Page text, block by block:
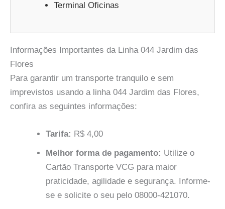
Terminal Oficinas
Informações Importantes da Linha 044 Jardim das
Flores
Para garantir um transporte tranquilo e sem
imprevistos usando a linha 044 Jardim das Flores,
confira as seguintes informações:
Tarifa: R$ 4,00
Melhor forma de pagamento: Utilize o
Cartão Transporte VCG para maior
praticidade, agilidade e segurança. Informe-
se e solicite o seu pelo 08000-421070.